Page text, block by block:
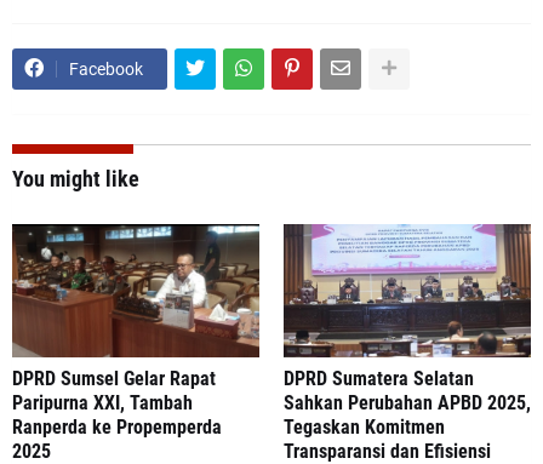
Facebook
You might like
DPRD Sumsel Gelar Rapat
Paripurna XXI, Tambah
Ranperda ke Propemperda
2025
DPRD Sumatera Selatan
Sahkan Perubahan APBD 2025,
Tegaskan Komitmen
Transparansi dan Efisiensi